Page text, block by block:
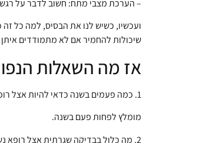
– הערכת מצבי מתח: חשוב לדבר על
ועכשיו, כשיש לנו את הבסיס, למה כל זה
שיכולות להחמיר אם לא מתמודדים
אז מה השאלות
1. כמה פעמים בשנה כדאי להיות אצל רופא נשים?
מומלץ לפחות פעם בשנה.
2. מה כלול בבדיקה שגרתית אצל רופא נשים?